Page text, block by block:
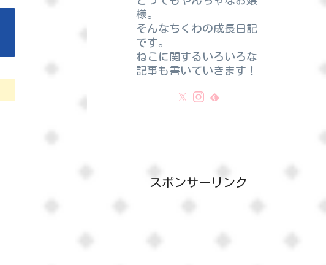
様。
そんなちくわの成長日記
です。
ねこに関するいろいろな
記事も書いていきます！
スポンサーリンク